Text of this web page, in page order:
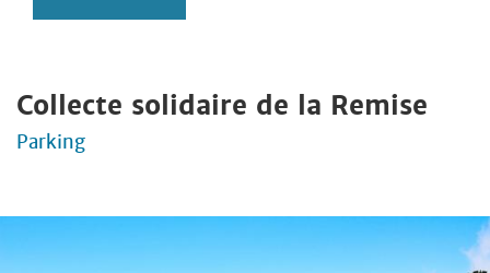
Collecte solidaire de la Remise
Parking